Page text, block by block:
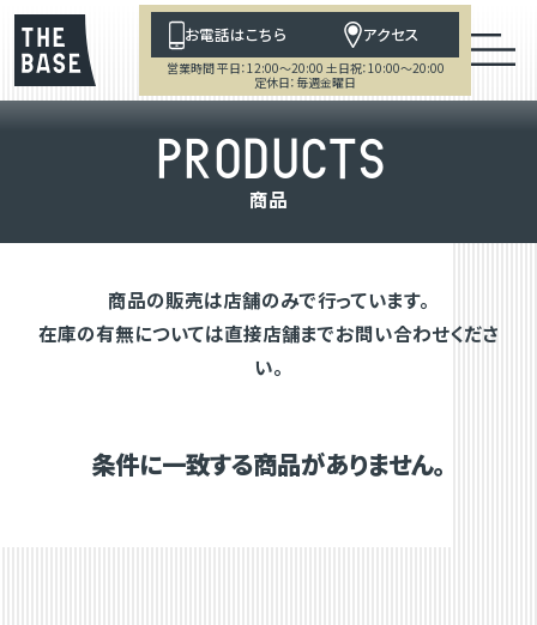
お電話はこちら アクセス
営業時間 平日：12:00～20:00 土日祝：10:00～20:00
定休日：毎週金曜日
PRODUCTS
商品
商品の販売は店舗のみで行っています。
在庫の有無については直接店舗までお問い合わせくださ
い。
条件に一致する商品がありません。